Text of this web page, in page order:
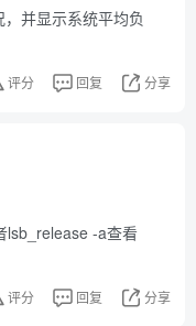
并显示系统平均负
评分 回复 分享
lsb_release -a查看
评分 回复 分享